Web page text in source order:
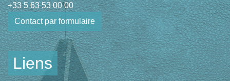
+33 5 63 53 00 00
Contact par formulaire
Liens